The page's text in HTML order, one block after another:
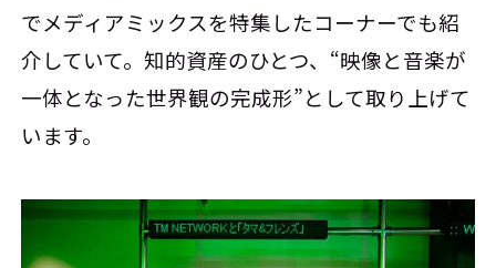
でメディアミックスを特集したコーナーでも紹
介していて。知的資産のひとつ、“映像と音楽が
一体となった世界観の完成形”として取り上げて
います。